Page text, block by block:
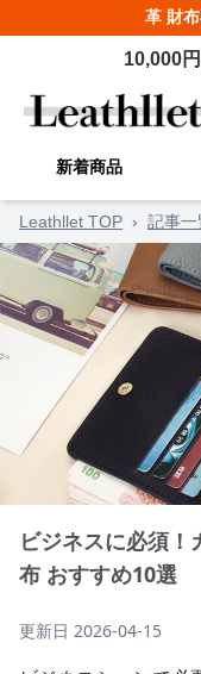
革 財布
10,000
新着商品
Leathllet TOP › 記事一
ビジネスに必須
布 おすすめ10選
更新日 2026-04-15